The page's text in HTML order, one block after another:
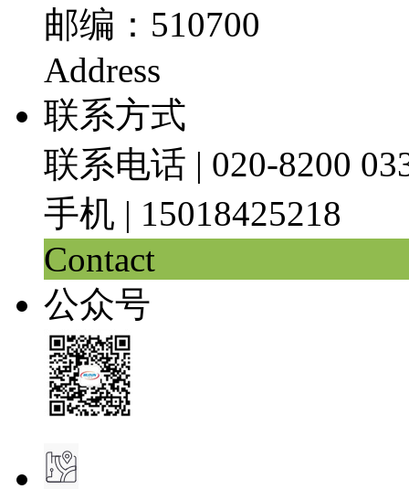
邮编：510700
Address
联系方式
联系电话 | 020-8200
手机 | 15018425218
Contact
公众号